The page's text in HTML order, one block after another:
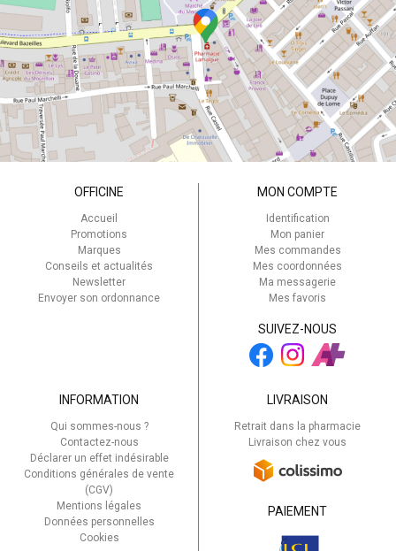
OFFICINE
Accueil
Promotions
Marques
Conseils et actualités
Newsletter
Envoyer son ordonnance
MON COMPTE
Identification
Mon panier
Mes commandes
Mes coordonnées
Ma messagerie
Mes favoris
SUIVEZ-NOUS
INFORMATION
Qui sommes-nous ?
Contactez-nous
Déclarer un effet indésirable
Conditions générales de vente
(CGV)
Mentions légales
Données personnelles
Cookies
LIVRAISON
Retrait dans la pharmacie
Livraison chez vous
PAIEMENT